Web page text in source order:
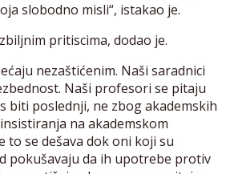
slobodno misli“, istakao je.
pritiscima, dodao je.
nezaštićenim. Naši saradnici
Naši profesori se pitaju
biti poslednji, ne zbog akademskih
na akademskom
to se dešava dok oni koji su
pokušavaju da ih upotrebe protiv